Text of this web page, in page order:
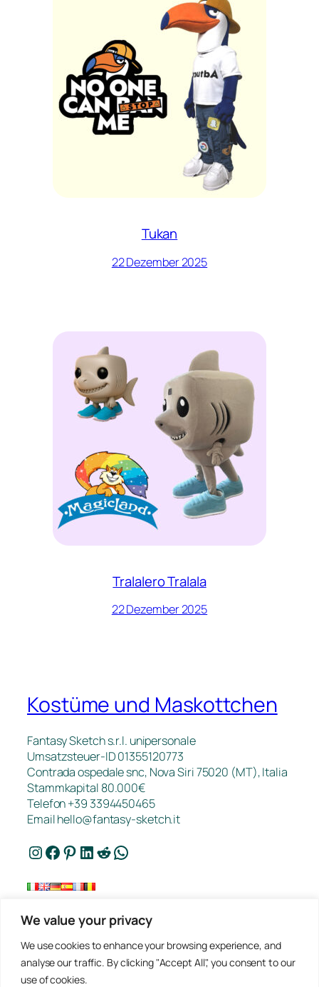
We value your privacy
We use cookies to enhance your browsing experience, and
analyse our traffic. By clicking "Accept All", you consent to our
use of cookies.
Tukan
22 Dezember 2025
Tralalero Tralala
22 Dezember 2025
Kostüme und Maskottchen
Fantasy Sketch s.r.l. unipersonale
Umsatzsteuer-ID 01355120773
Contrada ospedale snc, Nova Siri 75020 (MT), Italia
Stammkapital 80.000€
Telefon +39 3394450465
Emailhello@fantasy-sketch.it
Instagram Facebook Pinterest LinkedIn Reddit WhatsApp
FAQ
Arbeiten
Datenschutz